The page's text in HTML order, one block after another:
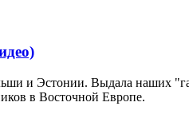
и Эстонии. Выдала наших
в Восточной Европе.